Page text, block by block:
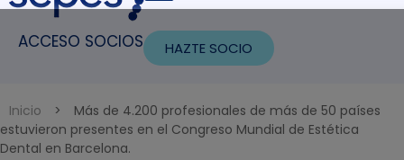
ACCESO SOCIOS HAZTE SOCIO
Inicio >
Más de 4.200 profesionales de más de 50 países
estuvieron presentes en el Congreso Mundial de Estética
Dental en Barcelona.